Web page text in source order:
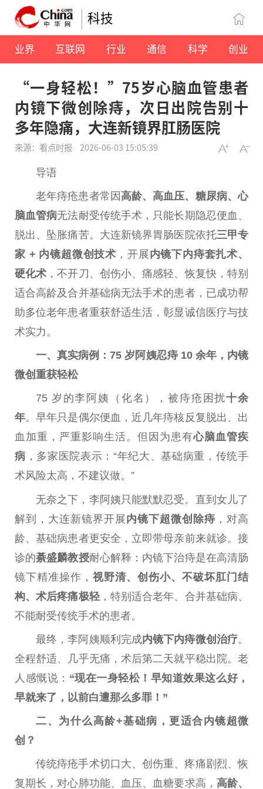
科技
业界 互联网 行业 通信 科学 创业
“一身轻松！”75岁心脑血管患者
内镜下微创除痔，次日出院告别十
多年隐痛，大连新镜界肛肠医院
来源：看点时报 2026-06-03 15:05:39
导语
老年痔疮患者常因高龄、高血压、糖尿病、心
脑血管病无法耐受传统手术，只能长期隐忍便血、
脱出、坠胀痛苦。大连新镜界胃肠医院依托三甲专
家 + 内镜超微创技术 ，开展内镜下内痔套扎术、
硬化术 ，不开刀 、创伤小、痛感轻、恢复快，特别
适合高龄及合并基础病无法手术的患者，已成功帮
助多位老年患者重获舒适生活，彰显诚信医疗与技
术实力。
一、真实病例：75 岁阿姨忍痔 10 余年，内镜
微创重获轻松
75 岁的李阿姨（化名），被痔疮困扰十余
年。早年只是偶尔便血，近 几年痔核反复脱出、出
血加重，严重影响生活。但因为患有心脑血管疾
病 ，多家医院表示：“年纪大、基础病重，传统手
术风险太高，不建议做。”
无奈之下，李阿姨只能默默忍受。直到女儿了
解到，大连新镜界开展内镜下超微创除痔 ，对高
龄、基础病患者更安全，立即带母亲前来就诊。接
诊的綦盛麟教授耐心解释：内镜下治痔是在高清肠
镜下精准操作， 视野清、创伤小、不破坏肛门结
构、术后疼痛极轻，特别适合老年、合并基础病、
不能耐受传统手术的患者。
最终，李阿姨顺利完成内镜下内痔微创 治疗。
全程舒适、几乎无痛，术后第二天就平稳出院。老
人感慨说： “现在一身轻松！早知道效果这么好，
早就来了，以前白遭那么多罪！”
二、为什么高龄+基础病，更适合内镜超微
创？
传统痔疮手术切口大、创伤重、疼痛剧烈、恢
复期长，对心肺功能、血压、血糖要求高， 高龄、